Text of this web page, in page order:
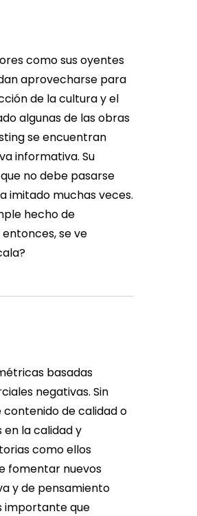
como sus oyentes
aprovecharse para
de la cultura y el
algunas de las obras
se encuentran
informativa. Su
no debe pasarse
imitado muchas veces.
hecho de
se ve
basadas
negativas. Sin
de calidad o
la calidad y
como ellos
fomentar nuevos
y de pensamiento
importante que